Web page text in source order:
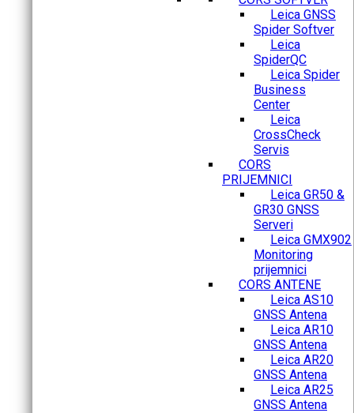
Leica GNSS
Spider Softver
Leica
SpiderQC
Leica Spider
Business
Center
Leica
CrossCheck
Servis
CORS
PRIJEMNICI
Leica GR50 &
GR30 GNSS
Serveri
Leica GMX902
Monitoring
prijemnici
CORS ANTENE
Leica AS10
GNSS Antena
Leica AR10
GNSS Antena
Leica AR20
GNSS Antena
Leica AR25
GNSS Antena